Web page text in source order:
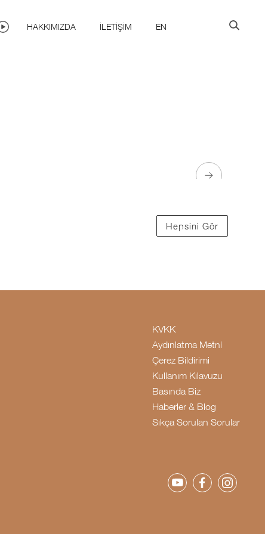
HAKKIMIZDA İLETIŞIM EN
Hepsini Gör
KVKK
Aydınlatma Metni
Çerez Bildirimi
Kullanım Kılavuzu
Basında Biz
Haberler & Blog
Sıkça Sorulan Sorular